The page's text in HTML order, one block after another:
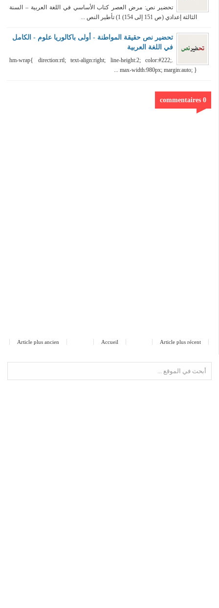
تحضير نص: مرض العصر كتاب الأساسي في اللغة العربية – السنة
الثالثة إعدادي (ص 151 إلى 154) 1) تأطير النص ...
تحضير نص حقيقة المواطنة - أولى باكالوريا علوم - الكامل
في اللغة العربية
.hm-wrap{ direction:rtl; text-align:right; line-height:2; color:#222;
max-width:980px; margin:auto; } ...
0 commentaires
Article plus récent
Article plus ancien Accueil